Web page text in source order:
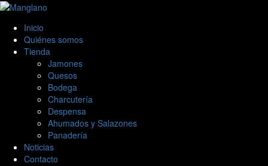
Inicio
Quiénes somos
Tienda
Jamones
Quesos
Bodega
Charcutería
Despensa
Ahumados y Salazones
Panadería
Noticias
Contacto